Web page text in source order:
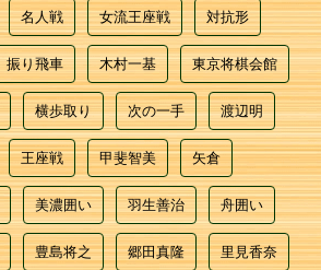
名人戦 女流王座戦 対抗形
振り飛車 木村一基 東京将棋会館
横歩取り 次の一手 渡辺明
王座戦 甲斐智美 矢倉
美濃囲い 羽生善治 舟囲い
豊島将之 郷田真隆 里見香奈